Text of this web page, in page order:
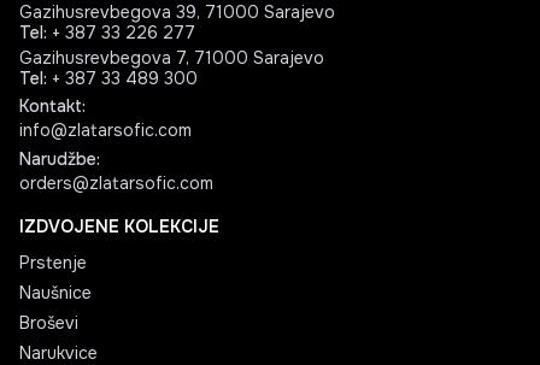
Gazihusrevbegova 39, 71000 Sarajevo
Tel: + 387 33 226 277
Gazihusrevbegova 7, 71000 Sarajevo
Tel: + 387 33 489 300
Kontakt:
info@zlatarsofic.com
Narudžbe:
orders@zlatarsofic.com
IZDVOJENE KOLEKCIJE
Prstenje
Naušnice
Broševi
Narukvice